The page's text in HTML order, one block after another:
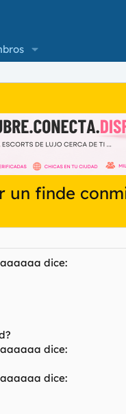
un finde
dice:
dice:
dice: